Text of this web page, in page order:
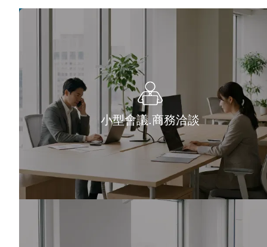
小型會議.商務洽談